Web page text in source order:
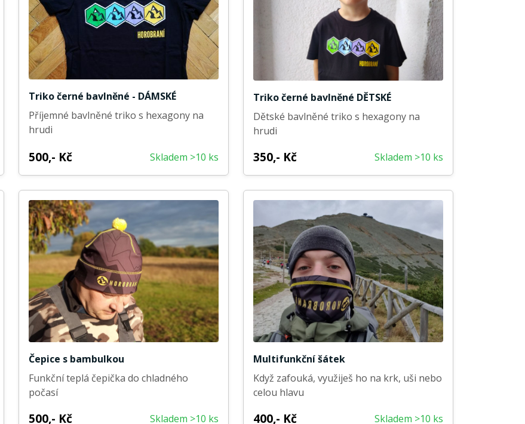
Triko černé bavlněné - DÁMSKÉ
Příjemné bavlněné triko s hexagony na
hrudi
500,- Kč Skladem >10 ks
Triko černé bavlněné DĚTSKÉ
Dětské bavlněné triko s hexagony na
hrudi
350,- Kč Skladem >10 ks
Čepice s bambulkou
Funkční teplá čepička do chladného
počasí
500,- Kč Skladem >10 ks
Multifunkční šátek
Když zafouká, využiješ ho na krk, uši nebo
celou hlavu
400,- Kč Skladem >10 ks